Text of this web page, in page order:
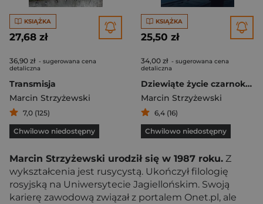
KSIĄŻKA
27,68 zł
36,90 zł - sugerowana cena
detaliczna
Transmisja
Marcin Strzyżewski
7,0 (125)
Chwilowo niedostępny
KSIĄŻKA
25,50 zł
34,00 zł - sugerowana cena
detaliczna
Dziewiąte życie czarnoksiężnika
Marcin Strzyżewski
6,4 (16)
Chwilowo niedostępny
Marcin Strzyżewski urodził się w 1987 roku. Z
wykształcenia jest rusycystą. Ukończył filologię
rosyjską na Uniwersytecie Jagiellońskim. Swoją
karierę zawodową związał z portalem Onet.pl, ale